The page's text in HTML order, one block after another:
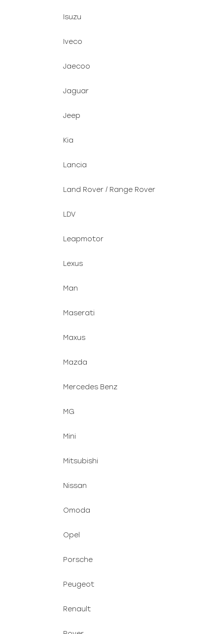
Isuzu
Iveco
Jaecoo
Jaguar
Jeep
Kia
Lancia
Land Rover / Range Rover
LDV
Leapmotor
Lexus
Man
Maserati
Maxus
Mazda
Mercedes Benz
MG
Mini
Mitsubishi
Nissan
Omoda
Opel
Porsche
Peugeot
Renault